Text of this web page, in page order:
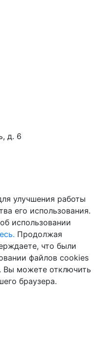
д. 6
университет
улучшения работы
его использования.
использовании
Продолжая
что были
файлов cookies
Вы можете отключить
браузера.